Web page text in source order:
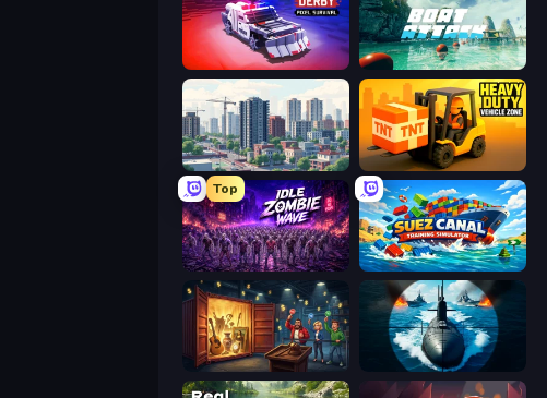
Zombie Derby: Pixel Survival Boat Attack
SuperCity 3D
Top
Idle Zombie Wave: Survivors Suez Canal Training Simulator
Container Auction Ships Battlefield 3D